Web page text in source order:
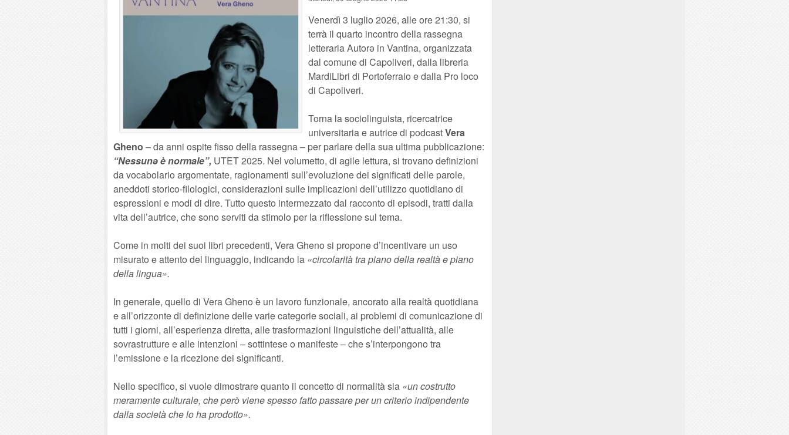
Venerdì 3 luglio 2026, alle ore 21:30, si
terrà il quarto incontro della rassegna
letteraria Autorə in Vantina, organizzata
dal comune di Capoliveri, dalla libreria
MardiLibri di Portoferraio e dalla Pro loco
di Capoliveri.
Torna la sociolinguista, ricercatrice
universitaria e autrice di podcastVera
Gheno – da anni ospite fisso della rassegna – per parlare della sua ultima pubblicazione:
“Nessunə è normale”, UTET 2025. Nel volumetto, di agile lettura, si trovano definizioni
da vocabolario argomentate, ragionamenti sull’evoluzione dei significati delle parole,
aneddoti storico-filologici, considerazioni sulle implicazioni dell’utilizzo quotidiano di
espressioni e modi di dire. Tutto questo intermezzato dal racconto di episodi, tratti dalla
vita dell’autrice, che sono serviti da stimolo per la riflessione sul tema.
Come in molti dei suoi libri precedenti, Vera Gheno si propone d’incentivare un uso
misurato e attento del linguaggio, indicando la «circolarità tra piano della realtà e piano
della lingua».
In generale, quello di Vera Gheno è un lavoro funzionale, ancorato alla realtà quotidiana
e all’orizzonte di definizione delle varie categorie sociali, ai problemi di comunicazione di
tutti i giorni, all’esperienza diretta, alle trasformazioni linguistiche dell’attualità, alle
sovrastrutture e alle intenzioni – sottintese o manifeste – che s’interpongono tra
l’emissione e la ricezione dei significanti.
Nello specifico, si vuole dimostrare quanto il concetto di normalità sia «un costrutto
meramente culturale, che però viene spesso fatto passare per un criterio indipendente
dalla società che lo ha prodotto».